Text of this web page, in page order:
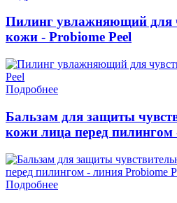
Пилинг увлажняющий для
кожи - Probiome Peel
Подробнее
Бальзам для защиты
кожи лица перед пилингом
Подробнее